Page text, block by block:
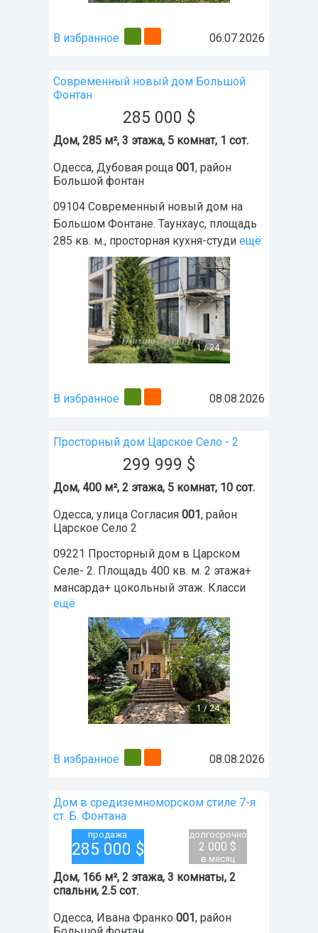
В избранное 06.07.2026
Современный новый дом Большой
Фонтан
285 000 $
Дом, 285 м², 3 этажа, 5 комнат, 1 сот.
Одесса, Дубовая роща 001, район
Большой фонтан
09104 Современный новый дом на
Большом Фонтане. Таунхаус, площадь
285 кв. м., просторная кухня-студи ещё
1/24
В избранное 08.08.2026
Просторный дом Царское Село - 2
299 999 $
Дом, 400 м², 2 этажа, 5 комнат, 10 сот.
Одесса, улица Согласия 001, район
Царское Село 2
09221 Просторный дом в Царском
Селе- 2. Площадь 400 кв. м. 2 этажа+
мансарда+ цокольный этаж. Класси
ещё
1/24
В избранное 08.08.2026
Дом в средиземноморском стиле 7-я
ст. Б. Фонтана
продажа
285 000 $
долгосрочно
2 000 $
в месяц
Дом, 166 м², 2 этажа, 3 комнаты, 2
спальни, 2.5 сот.
Одесса, Ивана Франко 001, район